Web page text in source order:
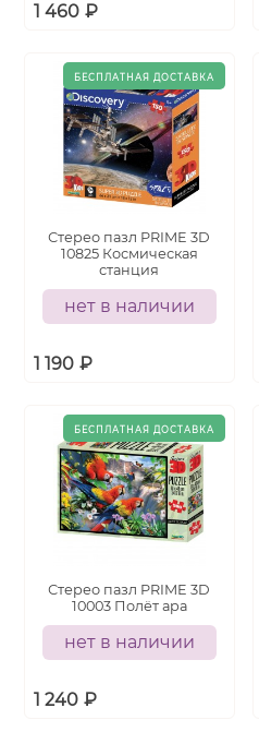
1 460 ₽
Стерео пазл PRIME 3D
10825 Космическая
станция
нет в наличии
1 190 ₽
Стерео пазл PRIME 3D
10003 Полёт ара
нет в наличии
1 240 ₽